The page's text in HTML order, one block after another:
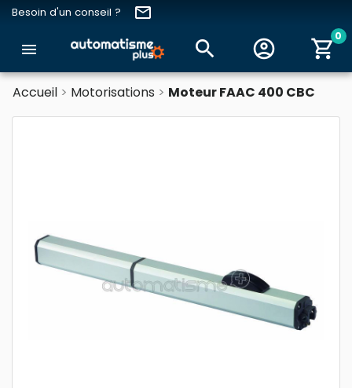
Besoin d'un conseil ?
email
menu
search account_circle shopping_cart
0
Accueil Motorisations Moteur FAAC 400 CBC